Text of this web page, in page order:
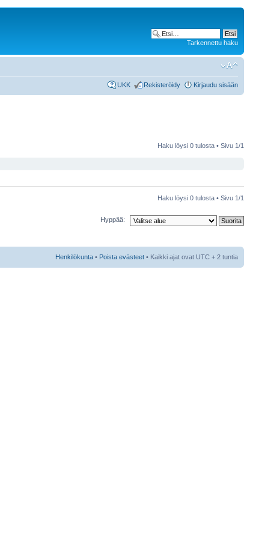
Tarkennettu haku
UKK Rekisteröidy Kirjaudu sisään
Haku löysi 0 tulosta • Sivu 1/1
Haku löysi 0 tulosta • Sivu 1/1
Hyppää:
Henkilökunta • Poista evästeet • Kaikki ajat ovat UTC + 2 tuntia